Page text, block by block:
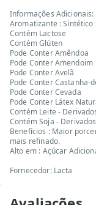
Informações Adicionais:
Aromatizante :
Contém Lactose
Contém Glúten
Pode Conter Amêndoa
Pode Conter Amendoim
Pode Conter Avelã
Pode Conter Castanha-
Pode Conter Cevada
Pode Conter Látex
Contém Leite -
Contém Soja - Derivados
Benefícios : Maior
mais refinado.
Alto em : Açúcar
Fornecedor: Lacta